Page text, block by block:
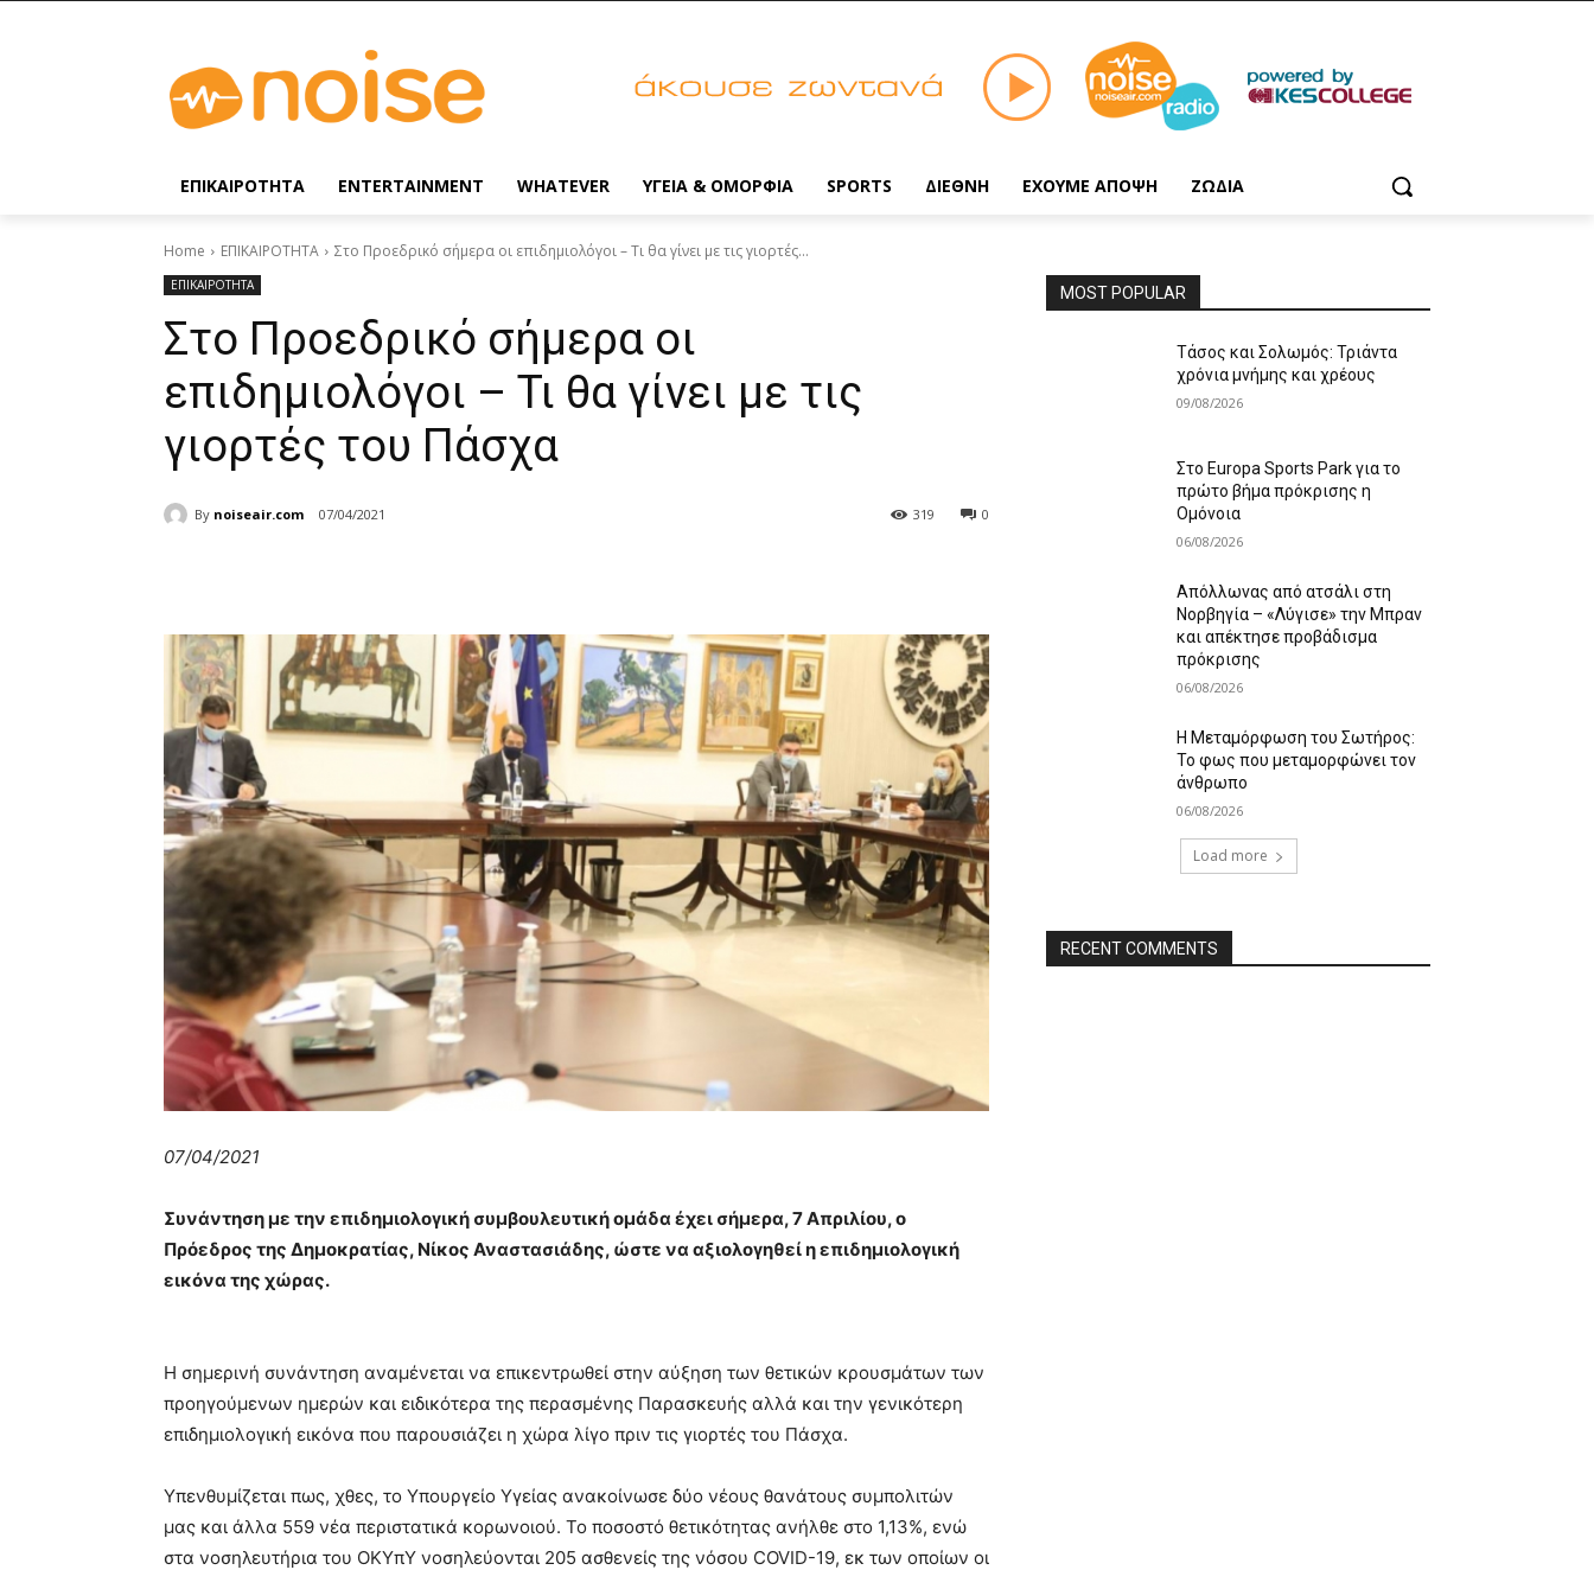
ΕΠΙΚΑΙΡΟΤΗΤΑ ENTERTAINMENT WHATEVER ΥΓΕΙΑ & ΟΜΟΡΦΙΑ SPORTS ΔΙΕΘΝΗ ΕΧΟΥΜΕ ΑΠΟΨΗ ΖΩΔΙΑ
Home ΕΠΙΚΑΙΡΟΤΗΤΑ Στο Προεδρικό σήμερα οι επιδημιολόγοι – Τι θα γίνει με τις γιορτές...
ΕΠΙΚΑΙΡΟΤΗΤΑ
Στο Προεδρικό σήμερα οι
επιδημιολόγοι – Τι θα γίνει με τις
γιορτές του Πάσχα
By noiseair.com 07/04/2021 0
319
07/04/2021
Συνάντηση με την επιδημιολογική συμβουλευτική ομάδα έχει σήμερα, 7 Απριλίου, ο
Πρόεδρος της Δημοκρατίας, Νίκος Αναστασιάδης, ώστε να αξιολογηθεί η επιδημιολογική
εικόνα της χώρας.
Η σημερινή συνάντηση αναμένεται να επικεντρωθεί στην αύξηση των θετικών κρουσμάτων των
προηγούμενων ημερών και ειδικότερα της περασμένης Παρασκευής αλλά και την γενικότερη
επιδημιολογική εικόνα που παρουσιάζει η χώρα λίγο πριν τις γιορτές του Πάσχα.
Υπενθυμίζεται πως, χθες, το Υπουργείο Υγείας ανακοίνωσε δύο νέους θανάτους συμπολιτών
μας και άλλα 559 νέα περιστατικά κορωνοιού. Το ποσοστό θετικότητας ανήλθε στο 1,13%, ενώ
στα νοσηλευτήρια του ΟΚΥπΥ νοσηλεύονται 205 ασθενείς της νόσου COVID-19, εκ των οποίων οι
MOST POPULAR
Τάσος και Σολωμός: Τριάντα
χρόνια μνήμης και χρέους
09/08/2026
Στο Europa Sports Park για το
πρώτο βήμα πρόκρισης η
Ομόνοια
06/08/2026
Απόλλωνας από ατσάλι στη
Νορβηγία – «Λύγισε» την Μπραν
και απέκτησε προβάδισμα
πρόκρισης
06/08/2026
Η Μεταμόρφωση του Σωτήρος:
Το φως που μεταμορφώνει τον
άνθρωπο
06/08/2026
Load more
RECENT COMMENTS